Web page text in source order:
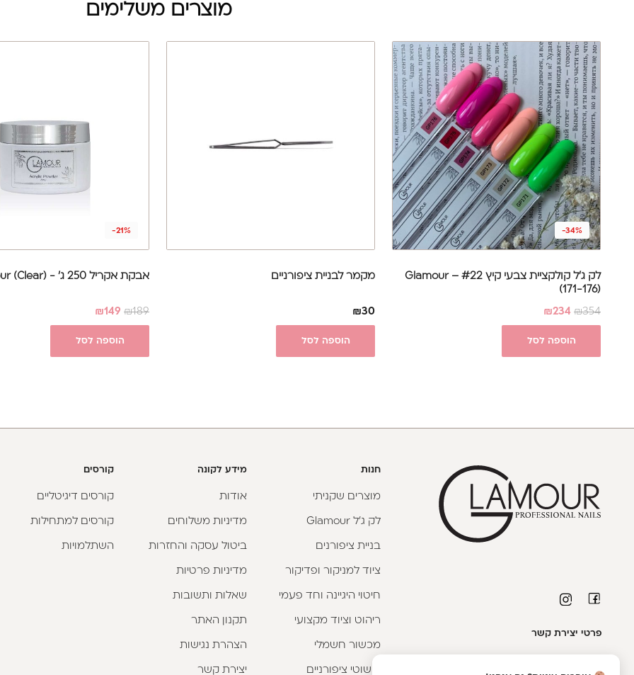
מוצרים משלימים
-34%
לק ג'ל קולקציית צבעי קיץ #22 – Glamour
(171-176)
₪354
₪234
הוספה לסל
מקמר לבניית ציפורניים
₪30
הוספה לסל
-21%
אבקת אקריל 250 ג' - Glamour (Clear)
₪189
₪149
הוספה לסל
פרטי יצירת קשר
חנות
מוצרים שקניתי
לק ג'ל Glamour
בניית ציפורנים
ציוד למניקור ופדיקור
חיטוי היגיינה וחד פעמי
ריהוט וציוד מקצועי
מכשור חשמלי
קישוטי ציפורניים
מידע לקונה
אודות
מדיניות משלוחים
ביטול עסקה והחזרות
מדיניות פרטיות
שאלות ותשובות
תקנון האתר
הצהרת נגישות
יצירת קשר
קורסים
קורסים דיגיטליים
קורסים למתחילות
השתלמויות